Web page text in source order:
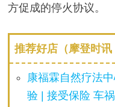
方促成的停火协议。
推荐好店（摩登时讯
康福霖自然疗法
验 | 接受保险 车